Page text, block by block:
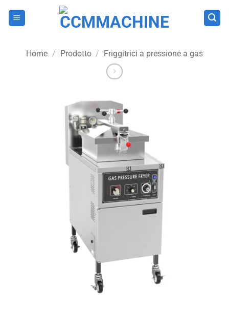
Home / Prodotto / Friggitrici a pressione a gas